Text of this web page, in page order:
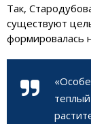
Так,
существуют
формировалась